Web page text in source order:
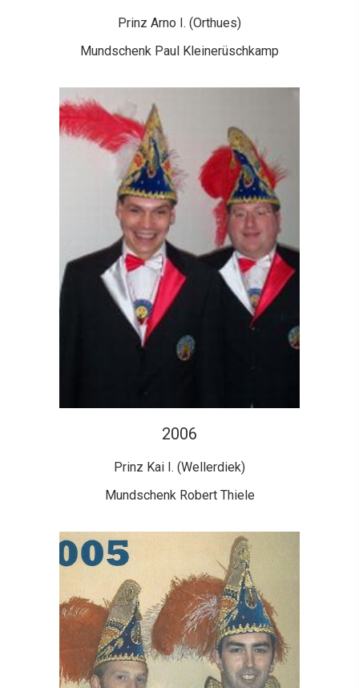
Prinz Arno I. (Orthues)
Mundschenk Paul Kleinerüschkamp
2006
Prinz Kai I. (Wellerdiek)
Mundschenk Robert Thiele